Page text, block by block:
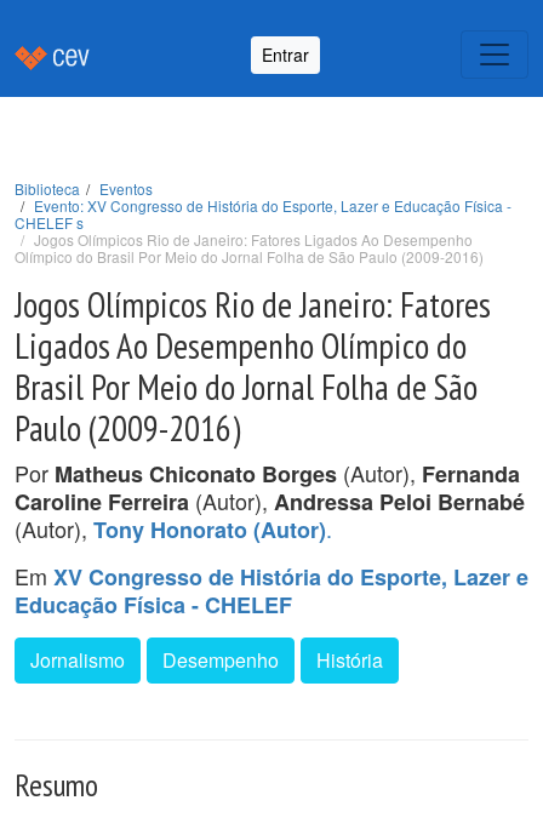
Entrar
Biblioteca
Eventos
Evento: XV Congresso de História do Esporte, Lazer e Educação Física -
CHELEF s
Jogos Olímpicos Rio de Janeiro: Fatores Ligados Ao Desempenho
Olímpico do Brasil Por Meio do Jornal Folha de São Paulo (2009-2016)
Jogos Olímpicos Rio de Janeiro: Fatores
Ligados Ao Desempenho Olímpico do
Brasil Por Meio do Jornal Folha de São
Paulo (2009-2016)
Por Matheus Chiconato Borges (Autor), Fernanda
Caroline Ferreira (Autor), Andressa Peloi Bernabé
(Autor), Tony Honorato (Autor).
Em XV Congresso de História do Esporte, Lazer e
Educação Física - CHELEF
Jornalismo Desempenho História
Resumo